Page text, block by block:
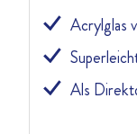
Acrylglas
Als